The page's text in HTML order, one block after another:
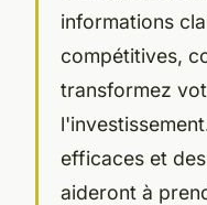
informations
compétitives,
transformez
efficaces et
aideront à